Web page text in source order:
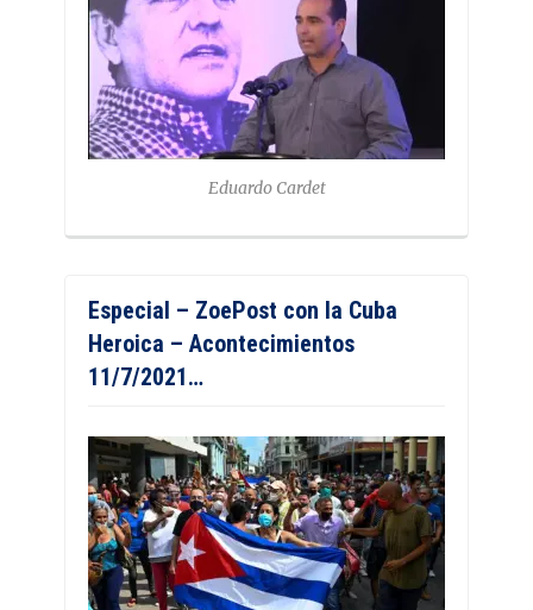
Eduardo Cardet
Especial – ZoePost con la Cuba
Heroica – Acontecimientos
11/7/2021…